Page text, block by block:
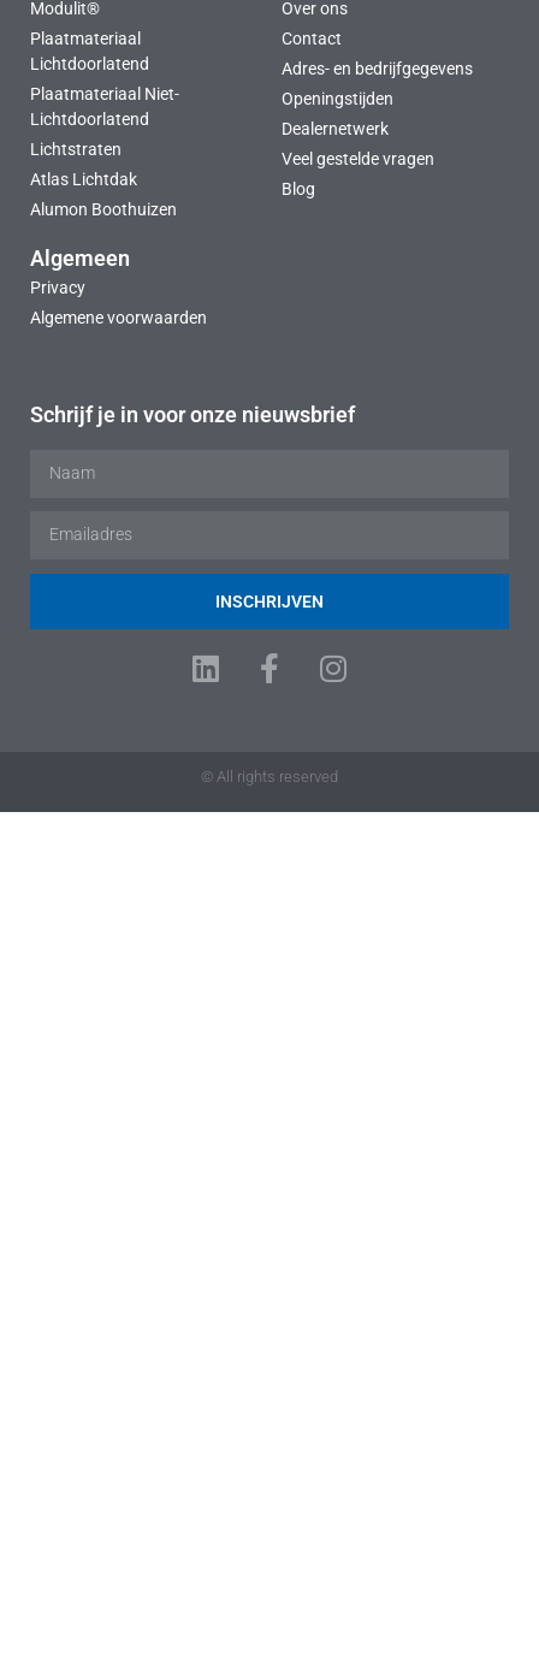
Modulit®
Plaatmateriaal
Lichtdoorlatend
Plaatmateriaal Niet-
Lichtdoorlatend
Lichtstraten
Atlas Lichtdak
Alumon Boothuizen
Algemeen
Privacy
Algemene voorwaarden
Over ons
Contact
Adres- en bedrijfgegevens
Openingstijden
Dealernetwerk
Veel gestelde vragen
Blog
Schrijf je in voor onze nieuwsbrief
INSCHRIJVEN
© All rights reserved